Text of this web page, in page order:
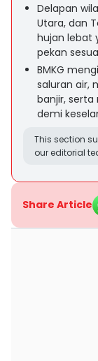
Delapan
Utara, dan
hujan lebat
pekan
BMKG
saluran air,
banjir,
demi
This section
our editorial
Share Article